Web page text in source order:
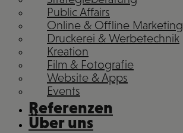
Public Affairs
Online & Offline Marketing
Druckerei & Werbetechnik
Kreation
Film & Fotografie
Website & Apps
Events
Referenzen
Über uns